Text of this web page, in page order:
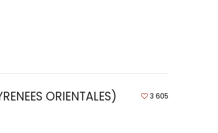
ORIENTALES) 3 605